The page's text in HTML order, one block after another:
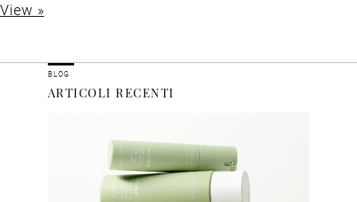
View »
BLOG
ARTICOLI RECENTI